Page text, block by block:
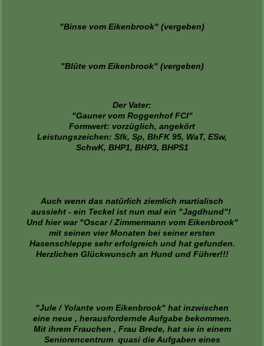
"Binse vom Eikenbrook" (vergeben)
"Blüte vom Eikenbrook" (vergeben)
Der Vater:
"Gauner vom Roggenhof FCI"
Formwert: vorzüglich, angekört
Leistungszeichen: Sfk, Sp, BhFK 95, WaT, ESw,
SchwK, BHP1, BHP3, BHPS1
Auch wenn das natürlich ziemlich martialisch
aussieht - ein Teckel ist nun mal ein "Jagdhund"!
Und hier war "Oscar / Zimmermann vom Eikenbrook"
mit seinen vier Monaten bei seiner ersten
Hasenschleppe sehr erfolgreich und hat gefunden.
Herzlichen Glückwunsch an Hund und Führer!!!
"Jule / Yolante vom Eikenbrook" hat inzwischen
eine neue , herausfordernde Aufgabe bekommen.
Mit ihrem Frauchen , Frau Brede, hat sie in einem
Seniorencentrum quasi die Aufgaben eines